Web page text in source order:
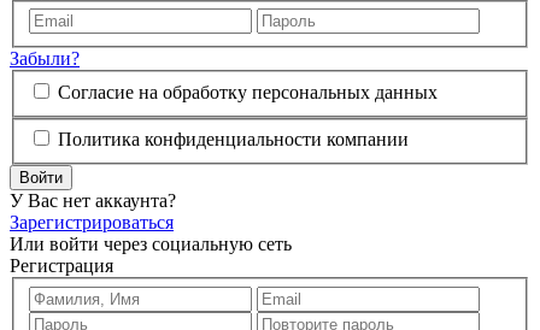
Забыли?
Согласие на обработку персональных данных
Политика конфиденциальности компании
Войти
У Вас нет аккаунта?
Зарегистрироваться
Или войти через социальную сеть
Регистрация